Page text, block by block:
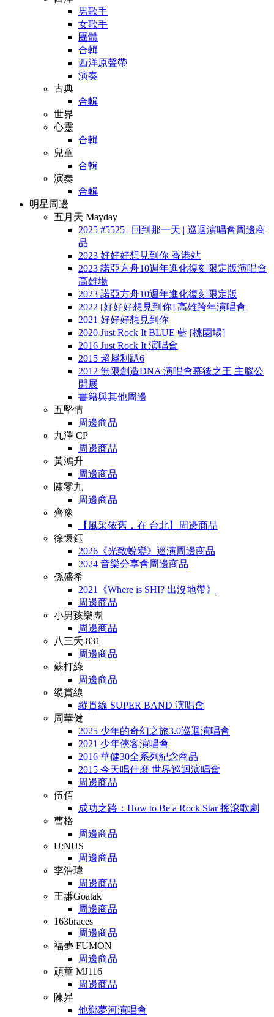
男歌手
女歌手
團體
合輯
西洋原聲帶
演奏
古典
合輯
世界
心靈
合輯
兒童
合輯
演奏
合輯
明星周邊
五月天 Mayday
2025 #5525 | 回到那一天 | 巡迴演唱會周邊商
品
2023 好好好想見到你 香港站
2023 諾亞方舟10週年進化復刻限定版演唱會
高雄場
2023 諾亞方舟10週年進化復刻限定版
2022 [好好好想見到你] 高雄跨年演唱會
2021 好好好想見到你
2020 Just Rock It BLUE 藍 [桃園場]
2016 Just Rock It 演唱會
2015 超犀利趴6
2012 無限創造DNA 演唱會幕後之王 主腦公
開展
書籍與其他周邊
五堅情
周邊商品
九澤 CP
周邊商品
黃鴻升
周邊商品
陳零九
周邊商品
齊豫
【風采依舊．在 台北】周邊商品
徐懷鈺
2026《光致蛻變》巡演周邊商品
2024 音樂分享會周邊商品
孫盛希
2021《Where is SHI? 出沒地帶》
周邊商品
小男孩樂團
周邊商品
八三夭 831
周邊商品
蘇打綠
周邊商品
縱貫線
縱貫線 SUPER BAND 演唱會
周華健
2025 少年的奇幻之旅3.0巡迴演唱會
2021 少年俠客演唱會
2016 華健30全系列紀念商品
2015 今天唱什麼 世界巡迴演唱會
周邊商品
伍佰
成功之路：How to Be a Rock Star 搖滾歌劇
曹格
周邊商品
U:NUS
周邊商品
李浩瑋
周邊商品
王謙Goatak
周邊商品
163braces
周邊商品
福夢 FUMON
周邊商品
頑童 MJ116
周邊商品
陳昇
他鄉夢河演唱會